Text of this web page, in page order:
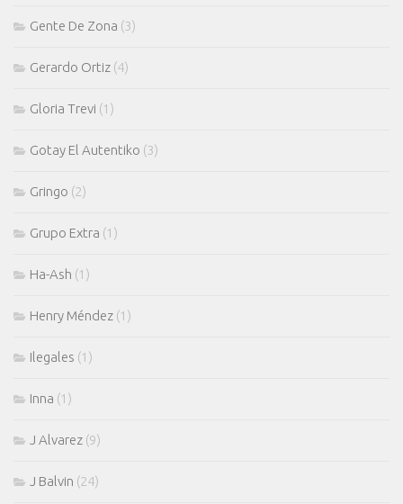
Gente De Zona (3)
Gerardo Ortiz (4)
Gloria Trevi (1)
Gotay El Autentiko (3)
Gringo (2)
Grupo Extra (1)
Ha-Ash (1)
Henry Méndez (1)
Ilegales (1)
Inna (1)
J Alvarez (9)
J Balvin (24)